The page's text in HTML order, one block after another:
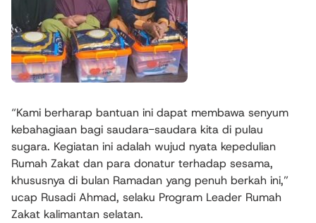
“Kami berharap bantuan ini dapat membawa senyum
kebahagiaan bagi saudara-saudara kita di pulau
sugara. Kegiatan ini adalah wujud nyata kepedulian
Rumah Zakat dan para donatur terhadap sesama,
khususnya di bulan Ramadan yang penuh berkah ini,”
ucap Rusadi Ahmad, selaku Program Leader Rumah
Zakat kalimantan selatan.